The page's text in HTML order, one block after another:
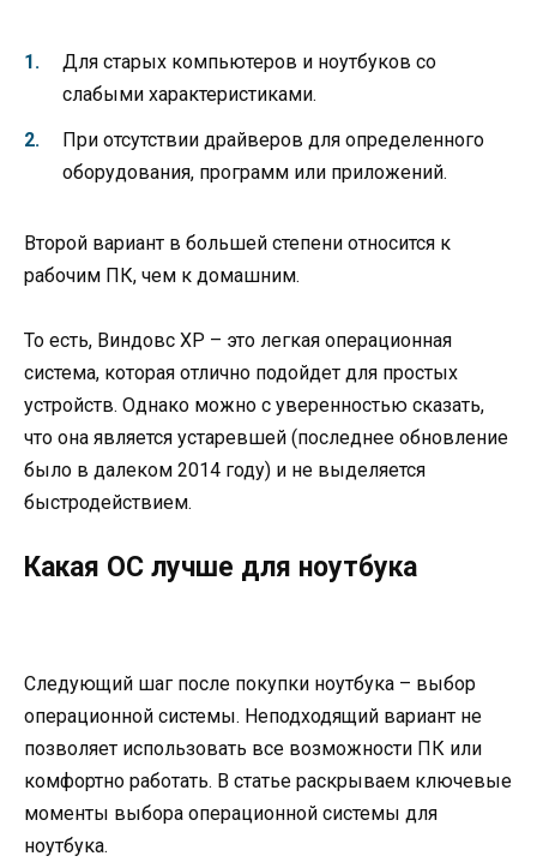
Для старых компьютеров и ноутбуков со
слабыми характеристиками.
При отсутствии драйверов для определенного
оборудования, программ или приложений.
Второй вариант в большей степени относится к
рабочим ПК, чем к домашним.
То есть, Виндовс XP – это легкая операционная
система, которая отлично подойдет для простых
устройств. Однако можно с уверенностью сказать,
что она является устаревшей (последнее обновление
было в далеком 2014 году) и не выделяется
быстродействием.
Какая ОС лучше для ноутбука
Следующий шаг после покупки ноутбука – выбор
операционной системы. Неподходящий вариант не
позволяет использовать все возможности ПК или
комфортно работать. В статье раскрываем ключевые
моменты выбора операционной системы для
ноутбука.